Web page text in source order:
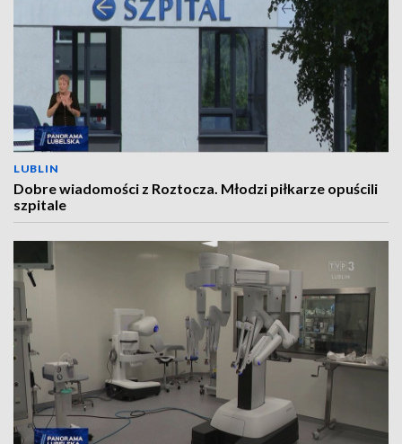
LUBLIN
Dobre wiadomości z Roztocza. Młodzi piłkarze opuścili
szpitale